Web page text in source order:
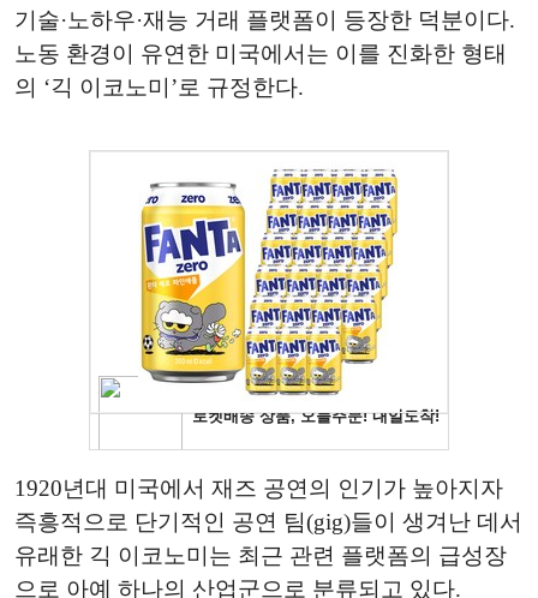
기술·노하우·재능 거래 플랫폼이 등장한 덕분이다.
노동 환경이 유연한 미국에서는 이를 진화한 형태
의 ‘긱 이코노미’로 규정한다.
1920년대 미국에서 재즈 공연의 인기가 높아지자
즉흥적으로 단기적인 공연 팀(gig)들이 생겨난 데서
유래한 긱 이코노미는 최근 관련 플랫폼의 급성장
으로 아예 하나의 산업군으로 분류되고 있다.